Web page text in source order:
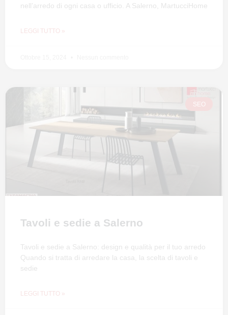
nell’arredo di ogni casa o ufficio. A Salerno, MartucciHome
LEGGI TUTTO »
SEO
Tavoli e sedie a Salerno
Tavoli e sedie a Salerno: design e qualità per il tuo arredo
Quando si tratta di arredare la casa, la scelta di tavoli e
sedie
LEGGI TUTTO »